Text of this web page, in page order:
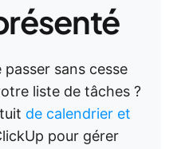
passer sans cesse
liste de tâches ?
de calendrier et
pour gérer